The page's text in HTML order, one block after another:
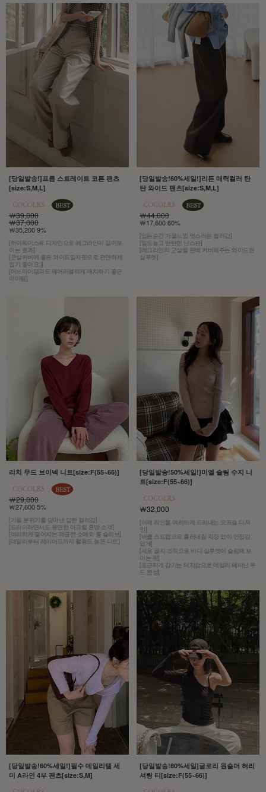
[당일발송!]프롬 스트레이트 코튼 팬츠
[size:S,M,L]
￦39,000
￦37,000
￦35,200 9%
[하이웨이스트 디자인으로 레그라인이 길어보
이는 효과]
[군살커버에 좋은 와이드일자핏으로 편안하게
입기 좋아요:)]
[어느아이템과도 웨어러블하게 매치하기 좋은
아이템]
[당일발송!60%세일!]리든 매력컬러 탄
탄 와이드 팬츠[size:S,M,L]
￦44,000
￦17,600 60%
[입는순간 가을느낌 멋스러운 컬러감]
[밀도높고 탄탄한 난스판]
[레그라인의 군살을 완벽 커버해주는 와이드한
실루엣]
리치 무드 브이넥 니트[size:F(55~66)]
￦29,000
￦27,600 5%
[가을 분위기를 담아낸 딥한 컬러감]
[드라이하면서도 유연한 아크릴 혼방 소재]
[여리하게 떨어지는 레글런 소매와 롱 슬리브]
[데일리부터 레이어드까지 활용도 높은 니트]
[당일발송!50%세일!]미엘 슬림 수지 니
트[size:F(55~66)]
￦32,000
[어깨 라인을 여리하게 드러내는 오프숄 디자
인]
[버클 스트랩으로 흘러내림 걱정 없이 안정감
있게]
[세로 골지 조직으로 바디 실루엣이 슬림해 보
이는 핏]
[포근하게 감기는 터치감으로 데일리 페미닌 무
드 완성]
[당일발송!60%세일!]필수 데일리템 세
미 A라인 4부 팬츠[size:S,M]
[당일발송!80%세일]글로리 원숄더 허리
셔링 티[size:F(55~66)]